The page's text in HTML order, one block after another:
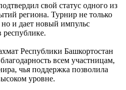
свой статус одного из
региона. Турнир не только
но и дает новый импульс
Республики Башкортостан
всем участницам,
чья поддержка позволила
уровне.